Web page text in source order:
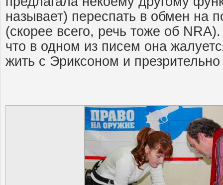
называет) переспать в обмен на
(скорее всего, речь тоже об
что в одном из писем она
жить с Эриксоном и